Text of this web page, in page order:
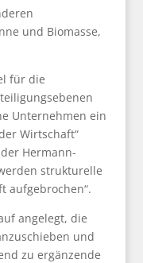
und Biomasse,
für die
Unternehmen ein
Wirtschaft“
Hermann-
strukturelle
aufgebrochen“.
angelegt, die
und
zu ergänzende